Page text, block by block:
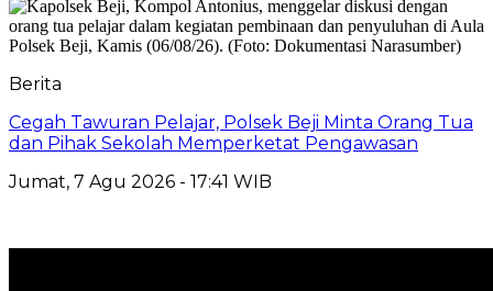
Berita
Cegah Tawuran Pelajar, Polsek Beji Minta Orang Tua
dan Pihak Sekolah Memperketat Pengawasan
Jumat, 7 Agu 2026 - 17:41 WIB